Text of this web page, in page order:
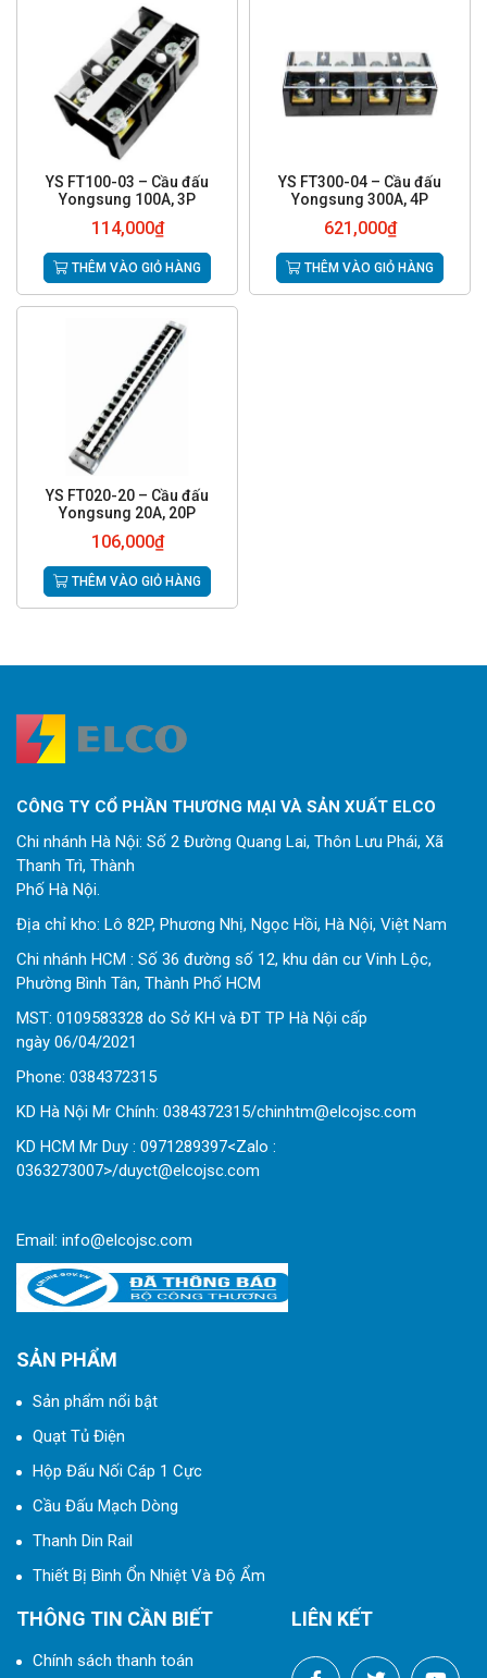
YS FT100-03 – Cầu đấu
Yongsung 100A, 3P
114,000₫
THÊM VÀO GIỎ HÀNG
YS FT300-04 – Cầu đấu
Yongsung 300A, 4P
621,000₫
THÊM VÀO GIỎ HÀNG
YS FT020-20 – Cầu đấu
Yongsung 20A, 20P
106,000₫
THÊM VÀO GIỎ HÀNG
CÔNG TY CỔ PHẦN THƯƠNG MẠI VÀ SẢN XUẤT ELCO
Chi nhánh Hà Nội: Số 2 Đường Quang Lai, Thôn Lưu Phái, Xã
Thanh Trì, Thành
Phố Hà Nội.
Địa chỉ kho: Lô 82P, Phương Nhị, Ngọc Hồi, Hà Nội, Việt Nam
Chi nhánh HCM : Số 36 đường số 12, khu dân cư Vinh Lộc,
Phường Bình Tân, Thành Phố HCM
MST: 0109583328 do Sở KH và ĐT TP Hà Nội cấp
ngày 06/04/2021
Phone: 0384372315
KD Hà Nội Mr Chính: 0384372315/chinhtm@elcojsc.com
KD HCM Mr Duy : 0971289397<Zalo :
0363273007>/duyct@elcojsc.com
Email: info@elcojsc.com
SẢN PHẨM
Sản phẩm nổi bật
Quạt Tủ Điện
Hộp Đấu Nối Cáp 1 Cực
Cầu Đấu Mạch Dòng
Thanh Din Rail
Thiết Bị Bình Ổn Nhiệt Và Độ Ẩm
THÔNG TIN CẦN BIẾT
Chính sách thanh toán
LIÊN KẾT